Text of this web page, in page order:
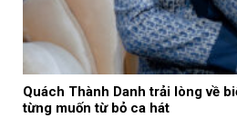
Quách Thành Danh trải lòng về
từng muốn từ bỏ ca hát